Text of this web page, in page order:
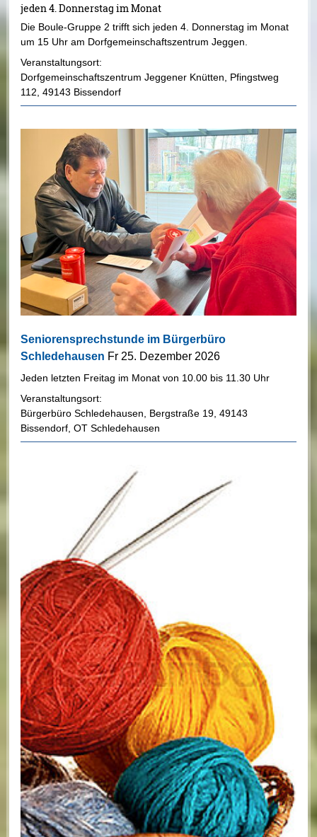
Veranstaltungsort:
Dorfgemeinschaftszentrum Jeggener Knütten
Pfingstweg
112 49143 Bissendorf
jeden 4. Donnerstag im Monat
Die Boule-Gruppe 2 trifft sich jeden 4. Donnerstag im Monat
um 15 Uhr am Dorfgemeinschaftszentrum Jeggen.
Seniorensprechstunde im Bürgerbüro
Schledehausen Fr 25. Dezember 2026
Veranstaltungsort:
Bürgerbüro Schledehausen
Bergstraße 19, 49143
Bissendorf, OT Schledehausen
Jeden letzten Freitag im Monat von 10.00 bis 11.30 Uhr